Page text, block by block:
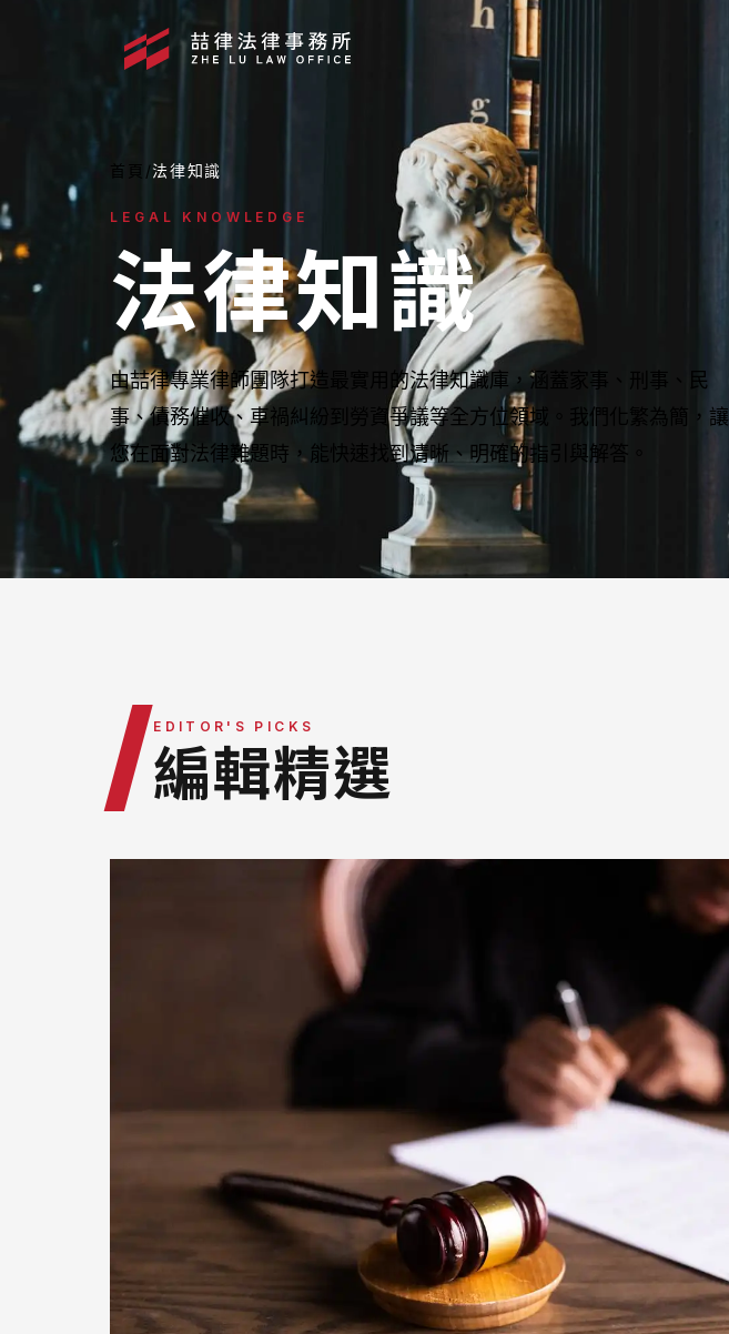
媒體報導
最新消息
服務據點
首頁 /法律知識
LEGAL KNOWLEDGE
法律知識
由喆律專業律師團隊打造最實用的法律知識庫，涵蓋家事、刑事、民
事、債務催收、車禍糾紛到勞資爭議等全方位領域。我們化繁為簡，讓
您在面對法律難題時，能快速找到清晰、明確的指引與解答。
/EDITOR'S PICKS
編輯精選